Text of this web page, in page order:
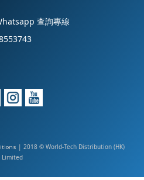
查詢專線
| 2018 © World-Tech Distribution (HK)
Limited